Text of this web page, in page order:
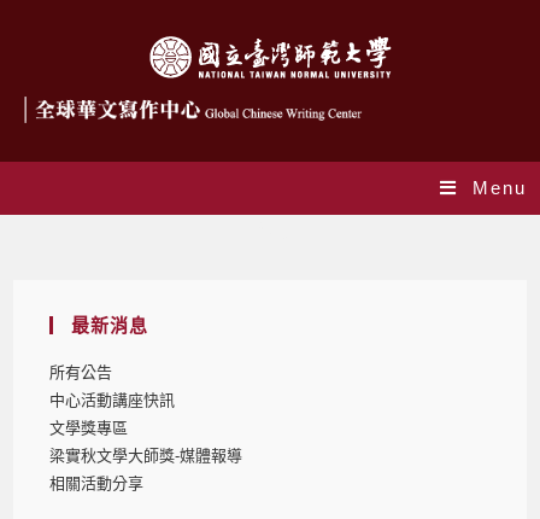
Menu
最新消息
所有公告
中心活動講座快訊
文學獎專區
梁實秋文學大師獎-媒體報導
相關活動分享